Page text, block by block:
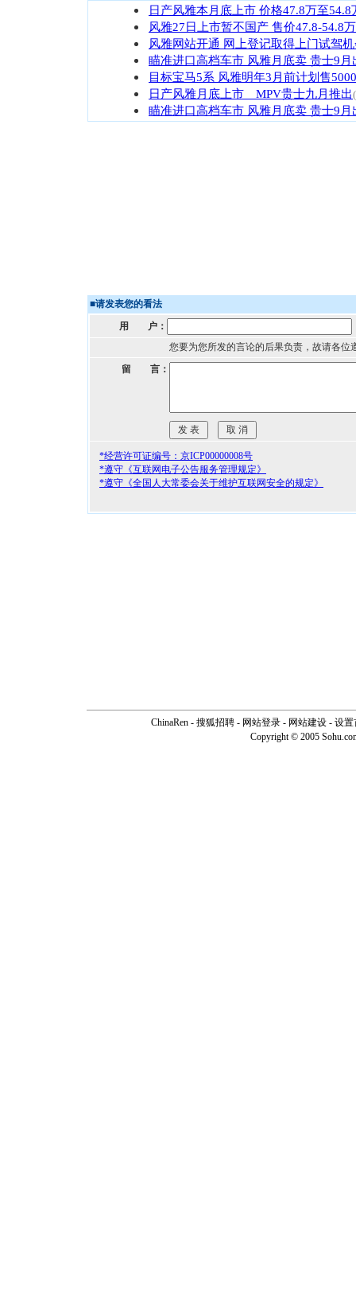
日产风雅本月底上市 价格47.8万至54.8
风雅27日上市暂不国产 售价47.8-54.8
风雅网站开通 网上登记取得上门试驾
瞄准进口高档车市 风雅月底卖 贵士9月
目标宝马5系 风雅明年3月前计划售
日产风雅月底上市 MPV贵士九月推出
瞄准进口高档车市 风雅月底卖 贵士9月
■请发表您的看法
用 户：
您要为您所发的言论的后果负责，故请各位
留 言：
*经营许可证编号：京ICP00000008号
*遵守《互联网电子公告服务管理规定》
*遵守《全国人大常委会关于维护互联网安全的规定》
ChinaRen - 搜狐招聘 - 网站登录 - 网站建设 - 设置
Copyright © 2005